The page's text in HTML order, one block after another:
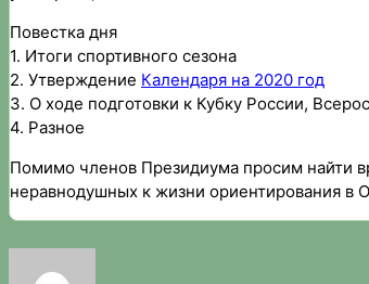
Повестка дня
1. Итоги спортивного сезона
2. Утверждение Календаря на 2020 год
3. О ходе подготовки к Кубку России,
4. Разное
Помимо членов Президиума просим найти
неравнодушных к жизни ориентирования в